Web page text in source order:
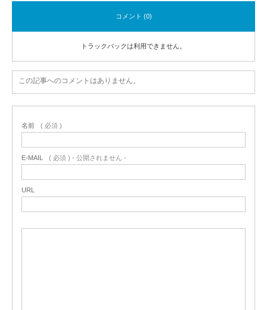
コメント (0)
トラックバックは利用できません。
この記事へのコメントはありません。
名前 ( 必須 )
E-MAIL ( 必須 ) - 公開されません -
URL